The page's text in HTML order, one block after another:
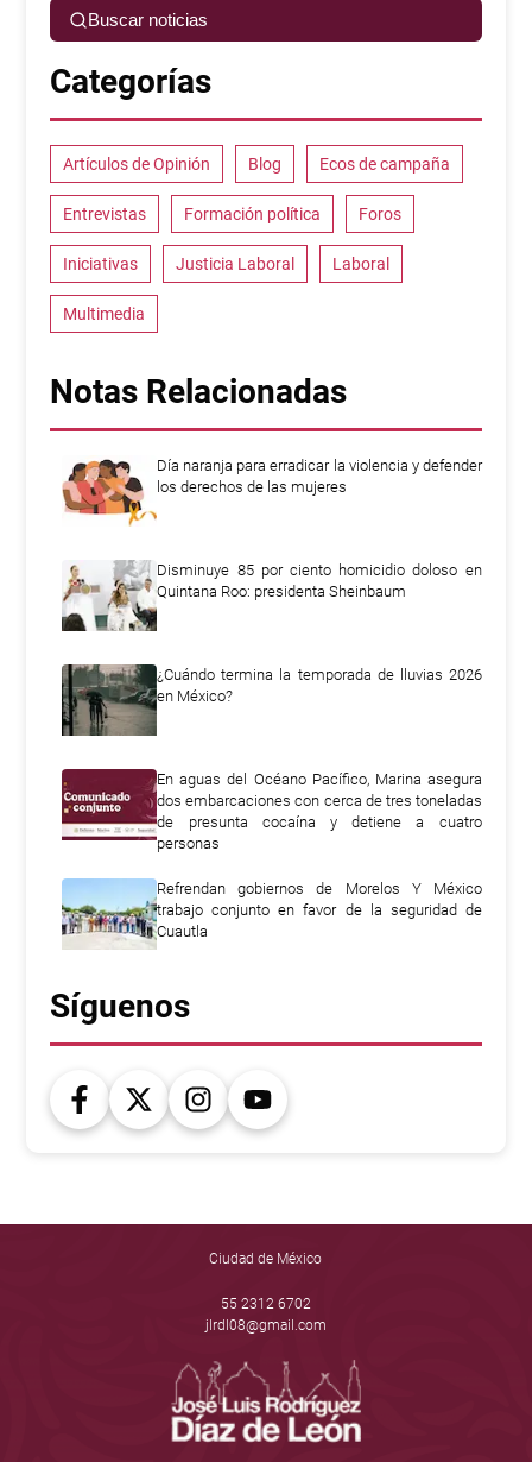
Buscar noticias
Categorías
Artículos de Opinión Blog Ecos de campaña
Entrevistas Formación política Foros
Iniciativas Justicia Laboral Laboral
Multimedia
Notas Relacionadas
Día naranja para erradicar la violencia y defender
los derechos de las mujeres
Disminuye 85 por ciento homicidio doloso en
Quintana Roo: presidenta Sheinbaum
¿Cuándo termina la temporada de lluvias 2026
en México?
En aguas del Océano Pacífico, Marina asegura
dos embarcaciones con cerca de tres toneladas
de presunta cocaína y detiene a cuatro
personas
Refrendan gobiernos de Morelos Y México
trabajo conjunto en favor de la seguridad de
Cuautla
Síguenos
Ciudad de México
55 2312 6702
jlrdl08@gmail.com